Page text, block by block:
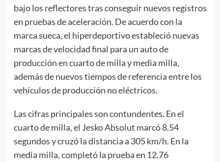
bajo los reflectores tras conseguir nuevos registros
en pruebas de aceleración. De acuerdo con la
marca sueca, el hiperdeportivo estableció nuevas
marcas de velocidad final para un auto de
producción en cuarto de milla y media milla,
además de nuevos tiempos de referencia entre los
vehículos de producción no eléctricos.
Las cifras principales son contundentes. En el
cuarto de milla, el Jesko Absolut marcó 8.54
segundos y cruzó la distancia a 305 km/h. En la
media milla, completó la prueba en 12.76